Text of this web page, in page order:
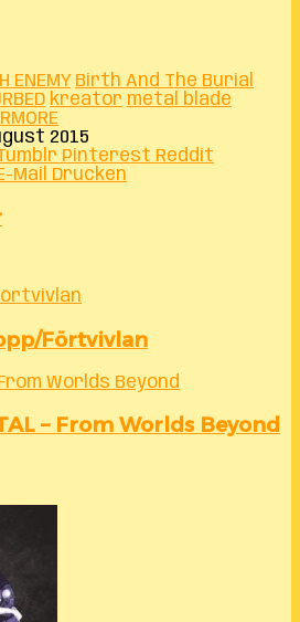
ENEMY Birth And The Burial
kreator metal blade
2015
Pinterest Reddit
Mail Drucken
Förtvivlan
From Worlds Beyond
– From Worlds Beyond